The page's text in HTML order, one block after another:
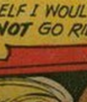
Seiten